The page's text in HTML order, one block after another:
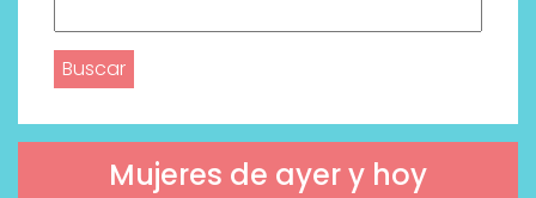
Mujeres de ayer y hoy